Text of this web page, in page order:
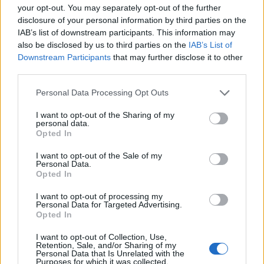
your opt-out. You may separately opt-out of the further
disclosure of your personal information by third parties on the
IAB’s list of downstream participants. This information may
also be disclosed by us to third parties on the IAB’s List of
Downstream Participants that may further disclose it to other
Personal Data Processing Opt Outs
I want to opt-out of the Sharing of my
personal data.
Opted In
I want to opt-out of the Sale of my
Personal Data.
Opted In
I want to opt-out of processing my
Personal Data for Targeted Advertising.
Opted In
I want to opt-out of Collection, Use,
Retention, Sale, and/or Sharing of my
Personal Data that Is Unrelated with the
Purposes for which it was collected.
Gianluca Mancini (Roma)
Keskikenttäpelaajat:
Jorginho (Arsenal)
Nicolo Barella (Inter Milan)
Bryan Cristante (Roma)
Nicolo Fagioli (Juventus)
Michael Folorunsho (Verona)
Davide Frattesi (Inter Milan)
Lorenzo Pellegrini (Roma)
Hyökkääjät:
Federico Chiesa (Juventus)
Giacomo Raspadori (Napoli)